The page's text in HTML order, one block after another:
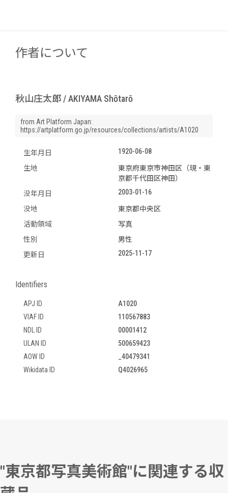
作者について
秋山庄太郎 / AKIYAMA Shōtarō
from Art Platform Japan:
https://artplatform.go.jp/resources/collections/artists/A1020
生年月日 1920-06-08
生地
東京府東京市神田区（現・東
京都千代田区神田）
没年月日
2003-01-16
没地
東京都中央区
活動領域
写真
性別
男性
更新日
2025-11-17
Identifiers
APJ ID
A1020
VIAF ID
110567883
NDL ID
00001412
ULAN ID
500659423
AOW ID
_40479341
Wikidata ID
Q4026965
"東京都写真美術館"に関連する収